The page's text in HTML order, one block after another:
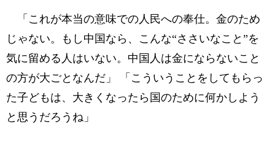
「これが本当の意味での人民への奉仕。金のため
じゃない。もし中国なら、こんな“ささいなこと”を
気に留める人はいない。中国人は金にならないこと
の方が大ごとなんだ」 「こういうことをしてもらっ
た子どもは、大きくなったら国のために何かしよう
と思うだろうね」